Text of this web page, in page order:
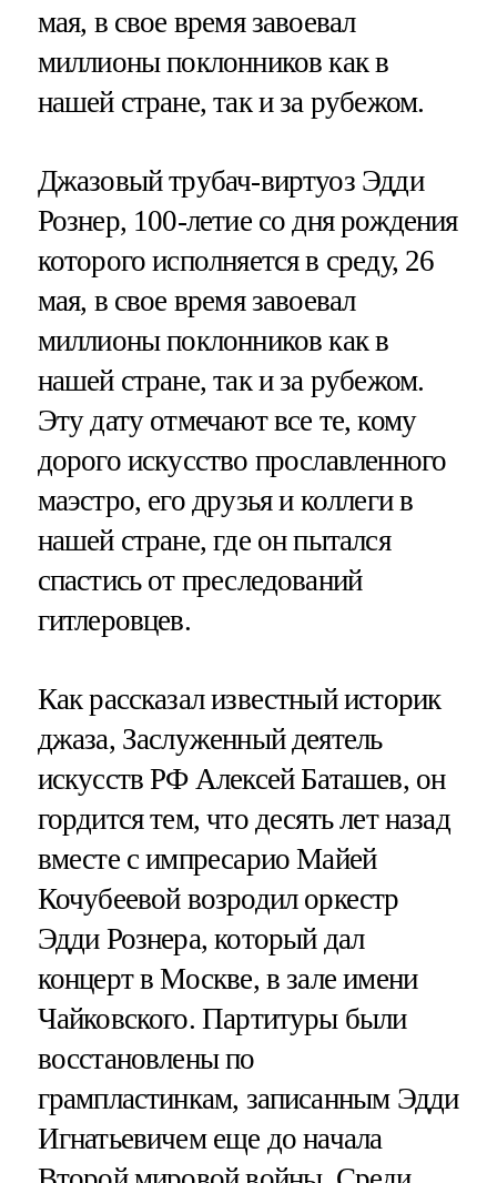
мая, в свое время завоевал
миллионы поклонников как в
нашей стране, так и за рубежом.
Джазовый трубач-виртуоз Эдди
Рознер, 100-летие со дня рождения
которого исполняется в среду, 26
мая, в свое время завоевал
миллионы поклонников как в
нашей стране, так и за рубежом.
Эту дату отмечают все те, кому
дорого искусство прославленного
маэстро, его друзья и коллеги в
нашей стране, где он пытался
спастись от преследований
гитлеровцев.
Как рассказал известный историк
джаза, Заслуженный деятель
искусств РФ Алексей Баташев, он
гордится тем, что десять лет назад
вместе с импресарио Майей
Кочубеевой возродил оркестр
Эдди Рознера, который дал
концерт в Москве, в зале имени
Чайковского. Партитуры были
восстановлены по
грампластинкам, записанным Эдди
Игнатьевичем еще до начала